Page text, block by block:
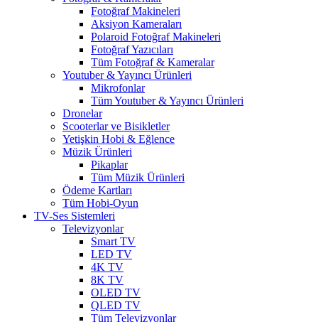
Fotoğraf Makineleri
Aksiyon Kameraları
Polaroid Fotoğraf Makineleri
Fotoğraf Yazıcıları
Tüm Fotoğraf & Kameralar
Youtuber & Yayıncı Ürünleri
Mikrofonlar
Tüm Youtuber & Yayıncı Ürünleri
Dronelar
Scooterlar ve Bisikletler
Yetişkin Hobi & Eğlence
Müzik Ürünleri
Pikaplar
Tüm Müzik Ürünleri
Ödeme Kartları
Tüm Hobi-Oyun
TV-Ses Sistemleri
Televizyonlar
Smart TV
LED TV
4K TV
8K TV
OLED TV
QLED TV
Tüm Televizyonlar